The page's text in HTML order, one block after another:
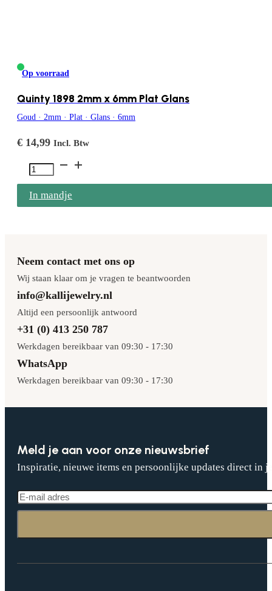
Op voorraad
Quinty 1898 2mm x 6mm Plat Glans
Goud · 2mm · Plat · Glans · 6mm
€ 14,99 Incl. Btw
Quinty
1898
2mm
Glans
aantal
In mandje
Neem contact met ons op
Wij staan klaar om je vragen te beantwoorden
info@kallijewelry.nl
Altijd een persoonlijk antwoord
+31 (0) 413 250 787
Werkdagen bereikbaar van 09:30 - 17:30
WhatsApp
Werkdagen bereikbaar van 09:30 - 17:30
Meld je aan voor onze nieuwsbrief
Inspiratie, nieuwe items en persoonlijke updates direct in